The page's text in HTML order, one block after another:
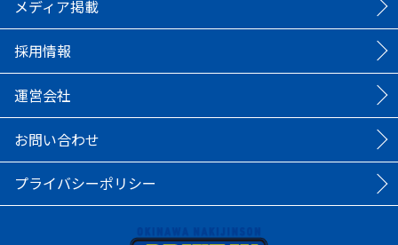
メディア掲載
採用情報
運営会社
お問い合わせ
プライバシーポリシー